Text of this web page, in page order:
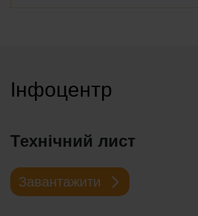
Інфоцентр
Технічний лист
Завантажити